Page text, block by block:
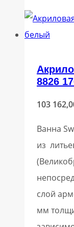
8826
103
Ванна
из
слой
мм